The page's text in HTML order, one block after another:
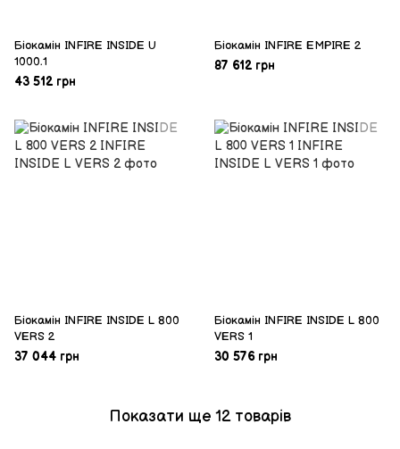
Біокамін INFIRE INSIDE U
1000.1
43 512 грн
Біокамін INFIRE EMPIRE 2
87 612 грн
Біокамін INFIRE INSIDE L 800
VERS 2
37 044 грн
Біокамін INFIRE INSIDE L 800
VERS 1
30 576 грн
Показати ще 12 товарів